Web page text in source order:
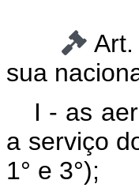
sua
I - as
a serviço
1° e 3°);